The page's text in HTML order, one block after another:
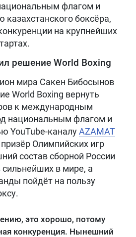
флагом и
боксёра,
на крупнейших
решение World Boxing
мира Сакен Бибосынов
World Boxing вернуть
к международным
национальным флагом и
YouTube-каналуAZAMAT
Олимпийских игр
состав сборной России
сильнейших в мире, а
пойдёт на пользу
это хорошо, потому
конкуренция. Нынешний